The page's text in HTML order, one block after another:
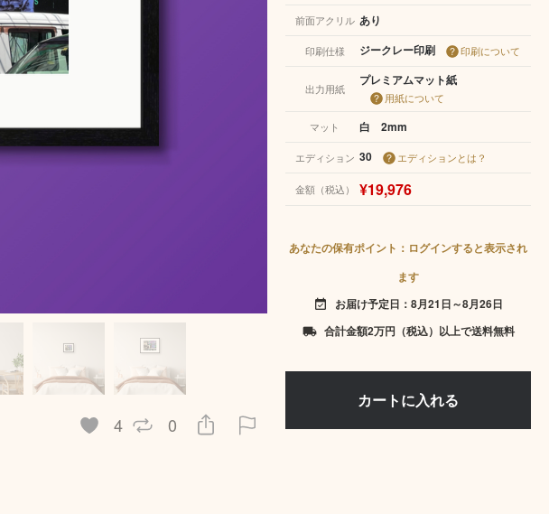
4 0
前面アクリル あり
印刷仕様 ジークレー印刷 印刷について
出力用紙
プレミアムマット紙
用紙について
マット
白 2mm
エディション 30 エディションとは？
金額（税込） ¥19,976
あなたの保有ポイント：ログインすると表示され
ます
event_available お届け予定日：8月21日～8月26日
local_shipping 合計金額2万円（税込）以上で送料無料